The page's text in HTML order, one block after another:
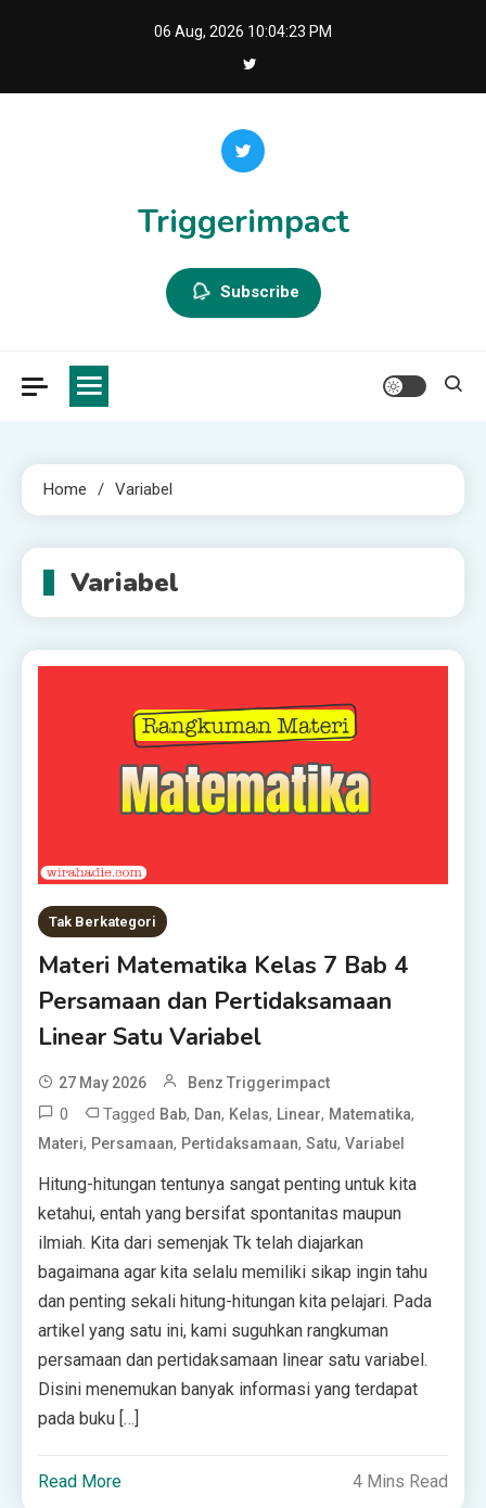
06 Aug, 2026 10:04:24 PM
Triggerimpact
Subscribe
Home Variabel
Variabel
Tak Berkategori
Materi Matematika Kelas 7 Bab 4
Persamaan dan Pertidaksamaan
Linear Satu Variabel
27 May 2026 Benz Triggerimpact
0 Tagged Bab, Dan, Kelas, Linear, Matematika,
Materi, Persamaan, Pertidaksamaan,Satu,Variabel
Hitung-hitungan tentunya sangat penting untuk kita
ketahui, entah yang bersifat spontanitas maupun
ilmiah. Kita dari semenjak Tk telah diajarkan
bagaimana agar kita selalu memiliki sikap ingin tahu
dan penting sekali hitung-hitungan kita pelajari. Pada
artikel yang satu ini, kami suguhkan rangkuman
persamaan dan pertidaksamaan linear satu variabel.
Disini menemukan banyak informasi yang terdapat
pada buku […]
Read More 4 Mins Read